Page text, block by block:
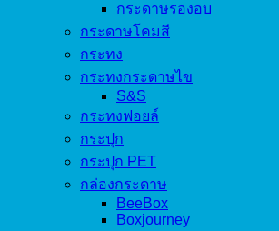
กระดาษรองอบ
กระดาษโคมสี
กระทง
กระทงกระดาษไข
S&S
กระทงฟอยล์
กระปุก
กระปุก PET
กล่องกระดาษ
BeeBox
Boxjourney